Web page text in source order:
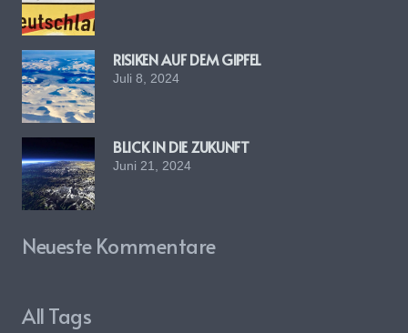
RISIKEN AUF DEM GIPFEL
Juli 8, 2024
BLICK IN DIE ZUKUNFT
Juni 21, 2024
Neueste Kommentare
All Tags